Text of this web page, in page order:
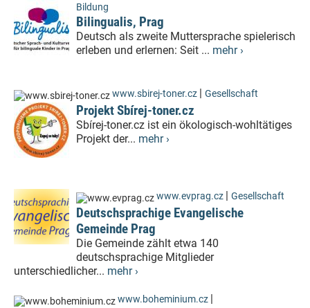
Bildung
Bilingualis, Prag
Deutsch als zweite Muttersprache spielerisch
erleben und erlernen: Seit ... mehr ›
www.sbirej-toner.cz | Gesellschaft
Projekt Sbírej-toner.cz
Sbírej-toner.cz ist ein ökologisch-wohltätiges
Projekt der... mehr ›
www.evprag.cz | Gesellschaft
Deutschsprachige Evangelische
Gemeinde Prag
Die Gemeinde zählt etwa 140
deutschsprachige Mitglieder
unterschiedlicher... mehr ›
www.boheminium.cz |